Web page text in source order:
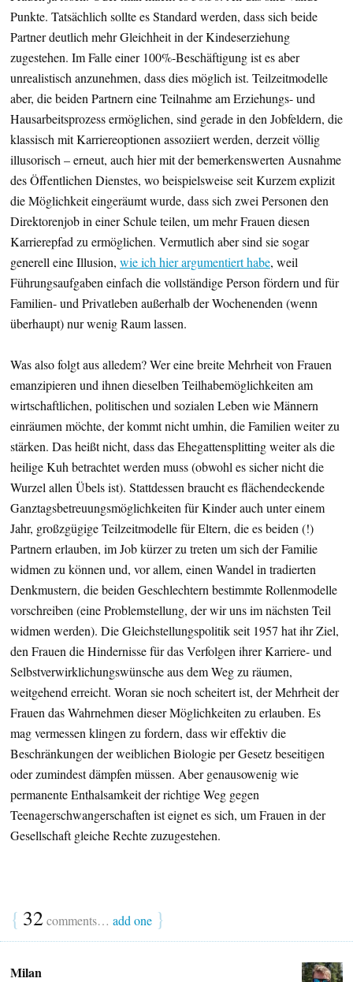
Punkte. Tatsächlich sollte es Standard werden, dass sich beide
Partner deutlich mehr Gleichheit in der Kindeserziehung
zugestehen. Im Falle einer 100%-Beschäftigung ist es aber
unrealistisch anzunehmen, dass dies möglich ist. Teilzeitmodelle
aber, die beiden Partnern eine Teilnahme am Erziehungs- und
Hausarbeitsprozess ermöglichen, sind gerade in den Jobfeldern, die
klassisch mit Karriereoptionen assoziiert werden, derzeit völlig
illusorisch – erneut, auch hier mit der bemerkenswerten Ausnahme
des Öffentlichen Dienstes, wo beispielsweise seit Kurzem explizit
die Möglichkeit eingeräumt wurde, dass sich zwei Personen den
Direktorenjob in einer Schule teilen, um mehr Frauen diesen
Karrierepfad zu ermöglichen. Vermutlich aber sind sie sogar
generell eine Illusion, wie ich hier argumentiert habe, weil
Führungsaufgaben einfach die vollständige Person fördern und für
Familien- und Privatleben außerhalb der Wochenenden (wenn
überhaupt) nur wenig Raum lassen.
Was also folgt aus alledem? Wer eine breite Mehrheit von Frauen
emanzipieren und ihnen dieselben Teilhabemöglichkeiten am
wirtschaftlichen, politischen und sozialen Leben wie Männern
einräumen möchte, der kommt nicht umhin, die Familien weiter zu
stärken. Das heißt nicht, dass das Ehegattensplitting weiter als die
heilige Kuh betrachtet werden muss (obwohl es sicher nicht die
Wurzel allen Übels ist). Stattdessen braucht es flächendeckende
Ganztagsbetreuungsmöglichkeiten für Kinder auch unter einem
Jahr, großzgügige Teilzeitmodelle für Eltern, die es beiden (!)
Partnern erlauben, im Job kürzer zu treten um sich der Familie
widmen zu können und, vor allem, einen Wandel in tradierten
Denkmustern, die beiden Geschlechtern bestimmte Rollenmodelle
vorschreiben (eine Problemstellung, der wir uns im nächsten Teil
widmen werden). Die Gleichstellungspolitik seit 1957 hat ihr Ziel,
den Frauen die Hindernisse für das Verfolgen ihrer Karriere- und
Selbstverwirklichungswünsche aus dem Weg zu räumen,
weitgehend erreicht. Woran sie noch scheitert ist, der Mehrheit der
Frauen das Wahrnehmen dieser Möglichkeiten zu erlauben. Es
mag vermessen klingen zu fordern, dass wir effektiv die
Beschränkungen der weiblichen Biologie per Gesetz beseitigen
oder zumindest dämpfen müssen. Aber genausowenig wie
permanente Enthalsamkeit der richtige Weg gegen
Teenagerschwangerschaften ist eignet es sich, um Frauen in der
Gesellschaft gleiche Rechte zuzugestehen.
{ 32comments… add one }
Milan